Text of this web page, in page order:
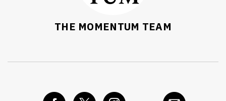
THE MOMENTUM TEAM